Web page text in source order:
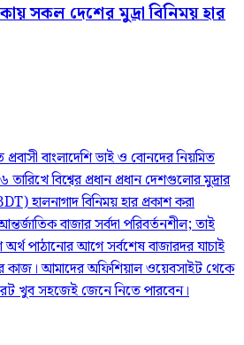
সকল দেশের মুদ্রা বিনিময় হার
প্রবাসী বাংলাদেশি ভাই ও বোনদের নিয়মিত
বিশ্বের প্রধান প্রধান দেশগুলোর মুদ্রার
হালনাগাদ বিনিময় হার প্রকাশ করা
বাজার সর্বদা পরিবর্তনশীল; তাই
পাঠানোর আগে সর্বশেষ বাজারদর যাচাই
কাজ। আমাদের অফিশিয়াল ওয়েবসাইট থেকে
খুব সহজেই জেনে নিতে পারবেন।